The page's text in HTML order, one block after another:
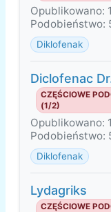
Opublikowano:
Podobieństwo:
Diklofenak
Diclofenac
CZĘŚCIOWE
(1/2)
Opublikowano:
Podobieństwo:
Diklofenak
Lydagriks
CZĘŚCIOWE